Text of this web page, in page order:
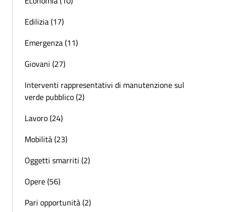
Edilizia (17)
Emergenza (11)
Giovani (27)
Interventi rappresentativi di manutenzione sul
verde pubblico (2)
Lavoro (24)
Mobilità (23)
Oggetti smarriti (2)
Opere (56)
Pari opportunità (2)